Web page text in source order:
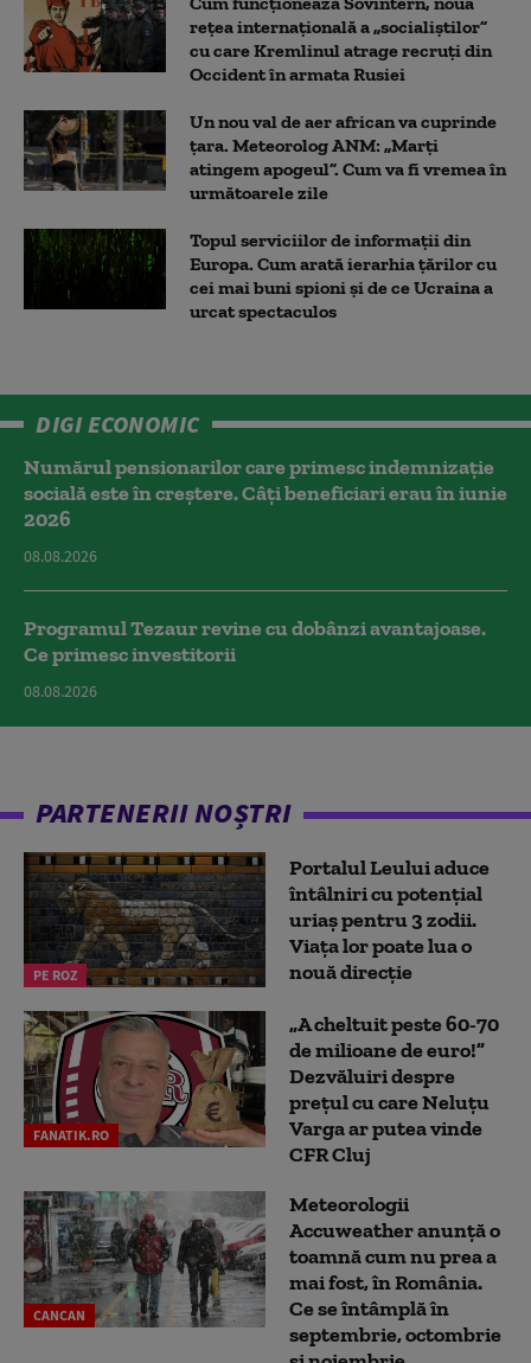
rețea internațională a „socialiștilor”
cu care Kremlinul atrage recruți din
Occident în armata Rusiei
Un nou val de aer african va cuprinde
țara. Meteorolog ANM: „Marți
atingem apogeul”. Cum va fi vremea în
următoarele zile
Topul serviciilor de informații din
Europa. Cum arată ierarhia țărilor cu
cei mai buni spioni și de ce Ucraina a
urcat spectaculos
DIGI ECONOMIC
Numărul pensionarilor care primesc indemnizaţie
socială este în creștere. Câți beneficiari erau în iunie
2026
08.08.2026
Programul Tezaur revine cu dobânzi avantajoase.
Ce primesc investitorii
08.08.2026
PARTENERII NOȘTRI
PE ROZ
Portalul Leului aduce
întâlniri cu potențial
uriaș pentru 3 zodii.
Viața lor poate lua o
nouă direcție
FANATIK.RO
„A cheltuit peste 60-70
de milioane de euro!”
Dezvăluiri despre
prețul cu care Neluțu
Varga ar putea vinde
CFR Cluj
CANCAN
Meteorologii
Accuweather anunță o
toamnă cum nu prea a
mai fost, în România.
Ce se întâmplă în
septembrie, octombrie